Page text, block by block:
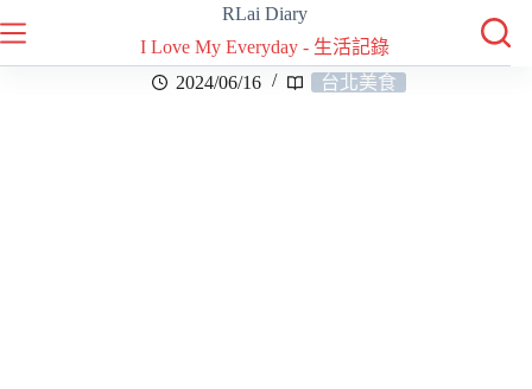
RLai Diary
I Love My Everyday - 生活記錄
2024/06/16
台北美食